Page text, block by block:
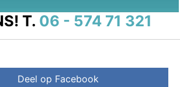
T. 06 - 574 71 321
Deel op Facebook